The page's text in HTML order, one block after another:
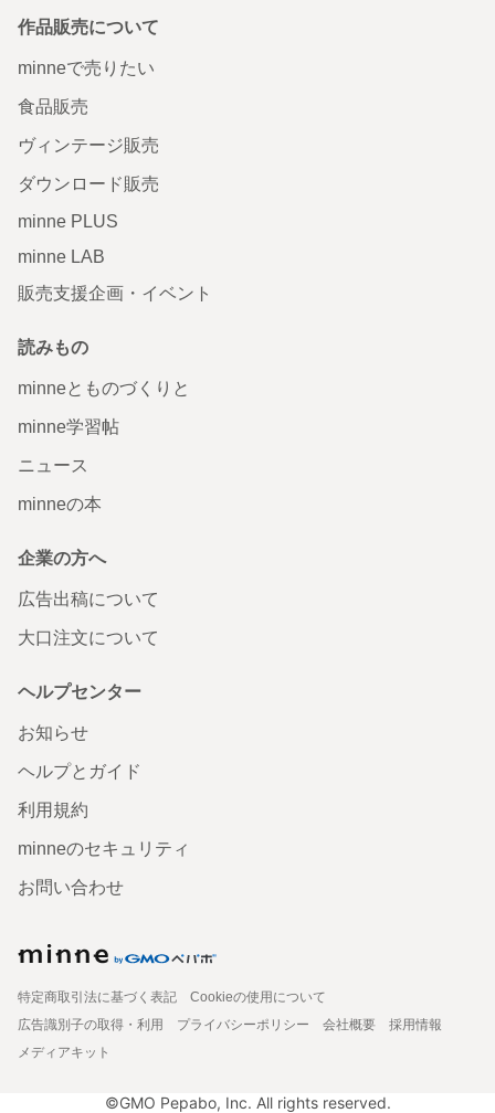
作品販売について
minneで売りたい
食品販売
ヴィンテージ販売
ダウンロード販売
minne PLUS
minne LAB
販売支援企画・イベント
読みもの
minneとものづくりと
minne学習帖
ニュース
minneの本
企業の方へ
広告出稿について
大口注文について
ヘルプセンター
お知らせ
ヘルプとガイド
利用規約
minneのセキュリティ
お問い合わせ
特定商取引法に基づく表記
Cookieの使用について
広告識別子の取得・利用
プライバシーポリシー 会社概要
採用情報
メディアキット
©GMO Pepabo, Inc. All rights reserved.